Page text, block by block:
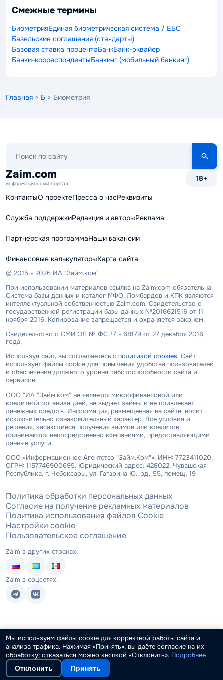
Смежные термины
БиометрияЕдиная биометрическая система / ЕБС
Базельские соглашения (стандарты)
Базовая ставка процентаБанкБанк-эквайер
Банки-корреспондентыБанкинг (мобильный банкинг)
Главная > Б > Биометрия
сайту
Zaim.com
информационный портал
18+
КонтактыО проектеПресса о насРеквизиты
Служба поддержкиРедакция и авторыРеклама
Партнерская программаНаши вакансии
Финансовые калькуляторыКарта сайта
© 2015 - 2026 ИА "Займ.ком"
При использовании материалов ссылка на Zaim.com обязательна.
Система базы данных и каталог МФО, Ломбардов и КПК являются
интеллектуальной собственностью Zaim.com. Свидетельство о
государственной регистрации базы данных №2016621516 от 11
ноября 2016. Копирование запрещается и охраняется законом.
Свидетельство о СМИ ЭЛ № ФС 77 - 68179 от 27 декабря 2016
года.
Используя сайт, вы соглашаетесь с политикой cookies. Сайт
использует файлы cookie для повышения удобства пользователей
и обеспечения должного уровня работоспособности сайта и
сервисов.
ООО "ИА "Займ.ком" не является микрофинансовой или
кредитной организацией, не выдает займы и не привлекает
денежных средств. Информация, размещенная на сайте, носит
исключительно ознакомительный характер. Все условия и
решения, касающиеся получения займов или кредитов,
принимаются непосредственно компаниями, предоставляющими
данные услуги.
ООО «Информационное Агентство "Займ.Ком"», ИНН: 7723411020,
ОГРН: 1157746900695. Юридический адрес: 428022, Чувашская
Республика, г. Чебоксары, ул. Гагарина Ю., зд. 55, помещ. 19
Политика обработки персональных данных
Согласие на получение рекламных материалов
Политика использования файлов Cookie
Настройки cookie
Пользовательское соглашение
Zaim в других странах:
Zaim в соцсетях:
Мы используем файлы cookie для корректной работы сайта и
анализа трафика. Нажимая «Принять», вы даёте согласие на их
обработку; отказаться можно кнопкой «Отклонить». Подробнее
Отклонить Принять